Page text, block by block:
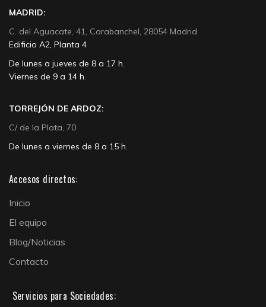
MADRID:
C. del Aguacate, 41, Carabanchel, 28054 Madrid
Edificio A2, Planta 4
De lunes a jueves de 8 a 17 h.
Viernes de 9 a 14 h.
TORREJÓN DE ARDOZ:
C/ de la Plata, 70
De lunes a viernes de 8 a 15 h.
Accesos directos:
Inicio
El equipo
Blog/Noticias
Contacto
Servicios para Sociedades: